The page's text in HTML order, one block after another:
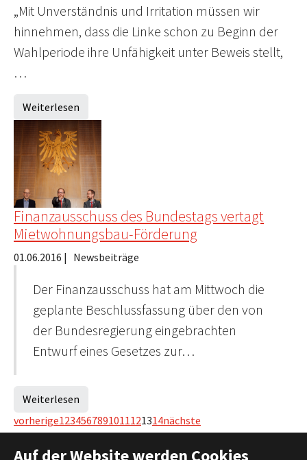
Auf der Website werden Cookies
„Mit Unverständnis und Irritation müssen wir
hinnehmen, dass die Linke schon zu Beginn der
Wahlperiode ihre Unfähigkeit unter Beweis stellt,
…
Weiterlesen
Finanzausschuss des Bundestags vertagt
Mietwohnungsbau-Förderung
01.06.2016 | Newsbeiträge
Der Finanzausschuss hat am Mittwoch die
geplante Beschlussfassung über den von
der Bundesregierung eingebrachten
Entwurf eines Gesetzes zur…
Weiterlesen
vorherige1234567891011121314nächste